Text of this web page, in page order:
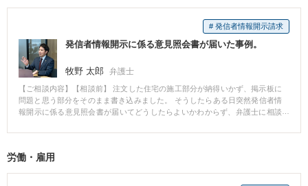
され、家族にも知られずに借金をなくすことができました。 【弁護士からの
コメント】 多額の借金を抱え、返済が滞ってしまうと、債権者から連日のよ
うに返済の連絡がきて、ついには訴訟まで起こされることがあります。弁護
士に破産、債務整理を依頼すれば、債権者からの連絡は止めることができ、
また返済についても止めることが可能です。 返済が困難だと思ったら早めに
弁護士に相談して頂ければと思います。
# 発信者情報開示請求
発信者情報開示に係る意見照会書が届いた事例。
牧野 太郎 弁護士
【ご相談内容】【相談前】 注文した住宅の施工部分が納得いかず、掲示板に
問題と思う部分をそのまま書き込みました。 そうしたらある日突然発信者情
報開示に係る意見照会書が届いてどうしたらよいかわからず、弁護士に相談
うすると、施工部分についての納得がいかない部分の記載はありましたが、
た。 意見照会書は不同意の意見を記載して出しましたが、後々に相手方から
労働・雇用